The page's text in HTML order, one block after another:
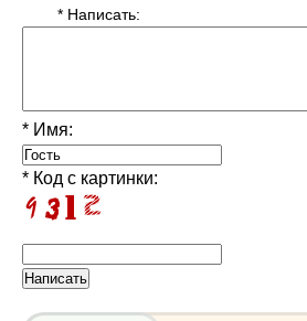
* Написать:
* Имя:
* Код с картинки: